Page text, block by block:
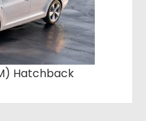
Hatchback